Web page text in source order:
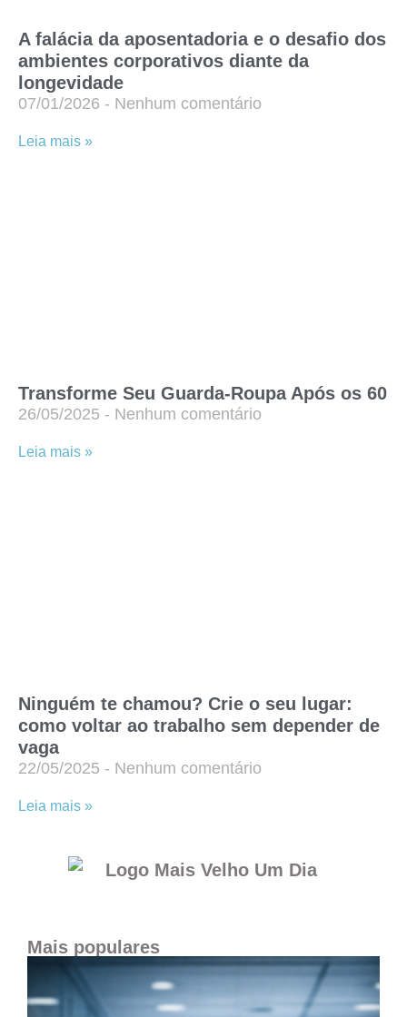
A falácia da aposentadoria e o desafio dos
ambientes corporativos diante da
longevidade
07/01/2026 Nenhum comentário
Leia mais »
Transforme Seu Guarda-Roupa Após os 60
26/05/2025 Nenhum comentário
Leia mais »
Ninguém te chamou? Crie o seu lugar:
como voltar ao trabalho sem depender de
vaga
22/05/2025 Nenhum comentário
Leia mais »
Mais populares